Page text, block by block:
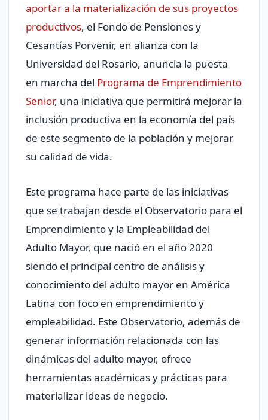
aportar a la materialización de sus proyectos
productivos, el Fondo de Pensiones y
Cesantías Porvenir, en alianza con la
Universidad del Rosario, anuncia la puesta
en marcha del Programa de Emprendimiento
Senior, una iniciativa que permitirá mejorar la
inclusión productiva en la economía del país
de este segmento de la población y mejorar
su calidad de vida.
Este programa hace parte de las iniciativas
que se trabajan desde el Observatorio para el
Emprendimiento y la Empleabilidad del
Adulto Mayor, que nació en el año 2020
siendo el principal centro de análisis y
conocimiento del adulto mayor en América
Latina con foco en emprendimiento y
empleabilidad. Este Observatorio, además de
generar información relacionada con las
dinámicas del adulto mayor, ofrece
herramientas académicas y prácticas para
materializar ideas de negocio.